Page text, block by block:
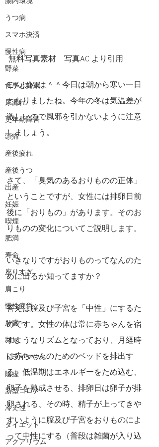
うつ病
スマホ決済
慢性病
野菜
食事と健康
尿漏れ
更年期障害
頭痛
産後疲れ
産後うつ
出産
妊娠
喫煙
肥満
寿命
座りすぎ
肩こり
慢性疲労
肝臓
頻尿
ドライマウス
陰虚
新型コロナ
冷え性
ダイエット
アクアリウム
無料写真素材 写真AC より引用
こんばんは＾＾今日は朝から寒い一日
となりましたね。今年の冬は気温差が
激しいので風邪を引かないように注意
しましょう。
さて、「臭気のあるおりものの正体」
ということですが、女性には排卵日前
後に「おりもの」があります。そのお
りものの変化についてご説明します。
いきなりですがおりものってなんのた
めに出るか知ってますか？
答えは膣及び子宮を「中性」にするた
めです。女性の体は常に赤ちゃんを宿
すようなリズムとなっており、月経時
は赤ちゃんのためのベッドを排出す
る、低温期はエネルギーをため込む、
卵子を熟成させる、排卵日は卵子が排
卵される、その時、精子が上ってきや
すいように膣及び子宮をおりものによ
って中性にする（普段は雑菌が入り込